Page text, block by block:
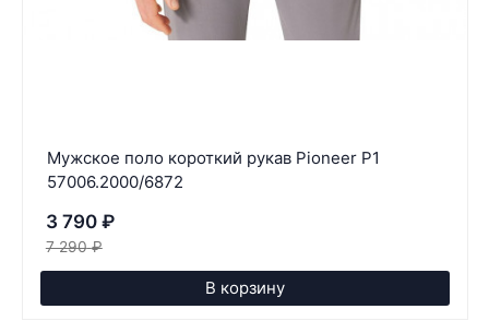
Мужское поло короткий рукав Pioneer P1
57006.2000/6872
3 790 ₽
7 290 ₽
В корзину